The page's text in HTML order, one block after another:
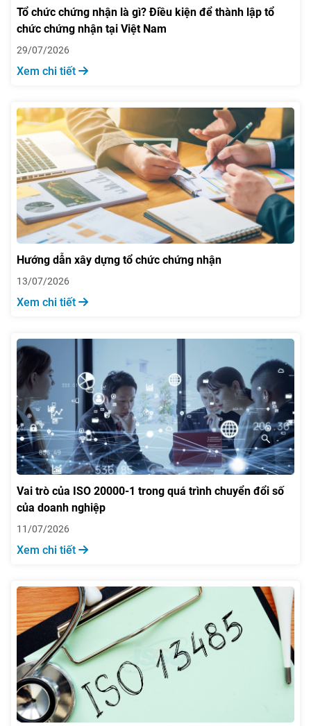
Tổ chức chứng nhận là gì? Điều kiện để thành lập tổ
chức chứng nhận tại Việt Nam
29/07/2026
Xem chi tiết
Hướng dẫn xây dựng tổ chức chứng nhận
13/07/2026
Xem chi tiết
Vai trò của ISO 20000-1 trong quá trình chuyển đổi số
của doanh nghiệp
11/07/2026
Xem chi tiết